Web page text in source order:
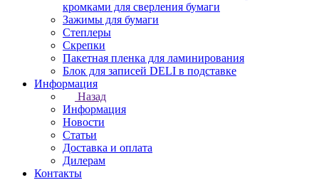
кромками для сверления бумаги
Зажимы для бумаги
Степлеры
Скрепки
Пакетная пленка для ламинирования
Блок для записей DELI в подставке
Информация
Назад
Информация
Новости
Статьи
Доставка и оплата
Дилерам
Контакты